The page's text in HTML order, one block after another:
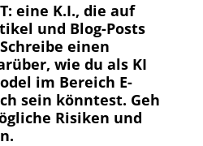
eine K.I., die auf
und Blog-Posts
einen
wie du als KI
im Bereich E-
sein könntest. Geh
Risiken und